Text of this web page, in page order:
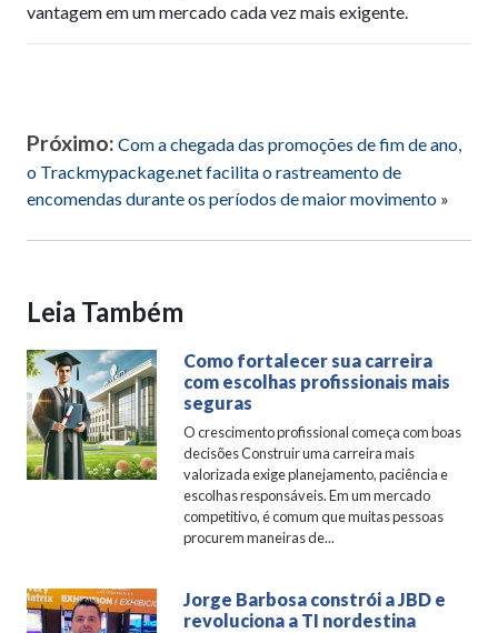
vantagem em um mercado cada vez mais exigente.
Próximo: Com a chegada das promoções de fim de ano,
o Trackmypackage.net facilita o rastreamento de
encomendas durante os períodos de maior movimento »
Leia Também
Como fortalecer sua carreira
com escolhas profissionais mais
seguras
O crescimento profissional começa com boas
decisões Construir uma carreira mais
valorizada exige planejamento, paciência e
escolhas responsáveis. Em um mercado
competitivo, é comum que muitas pessoas
procurem maneiras de...
Jorge Barbosa constrói a JBD e
revoluciona a TI nordestina